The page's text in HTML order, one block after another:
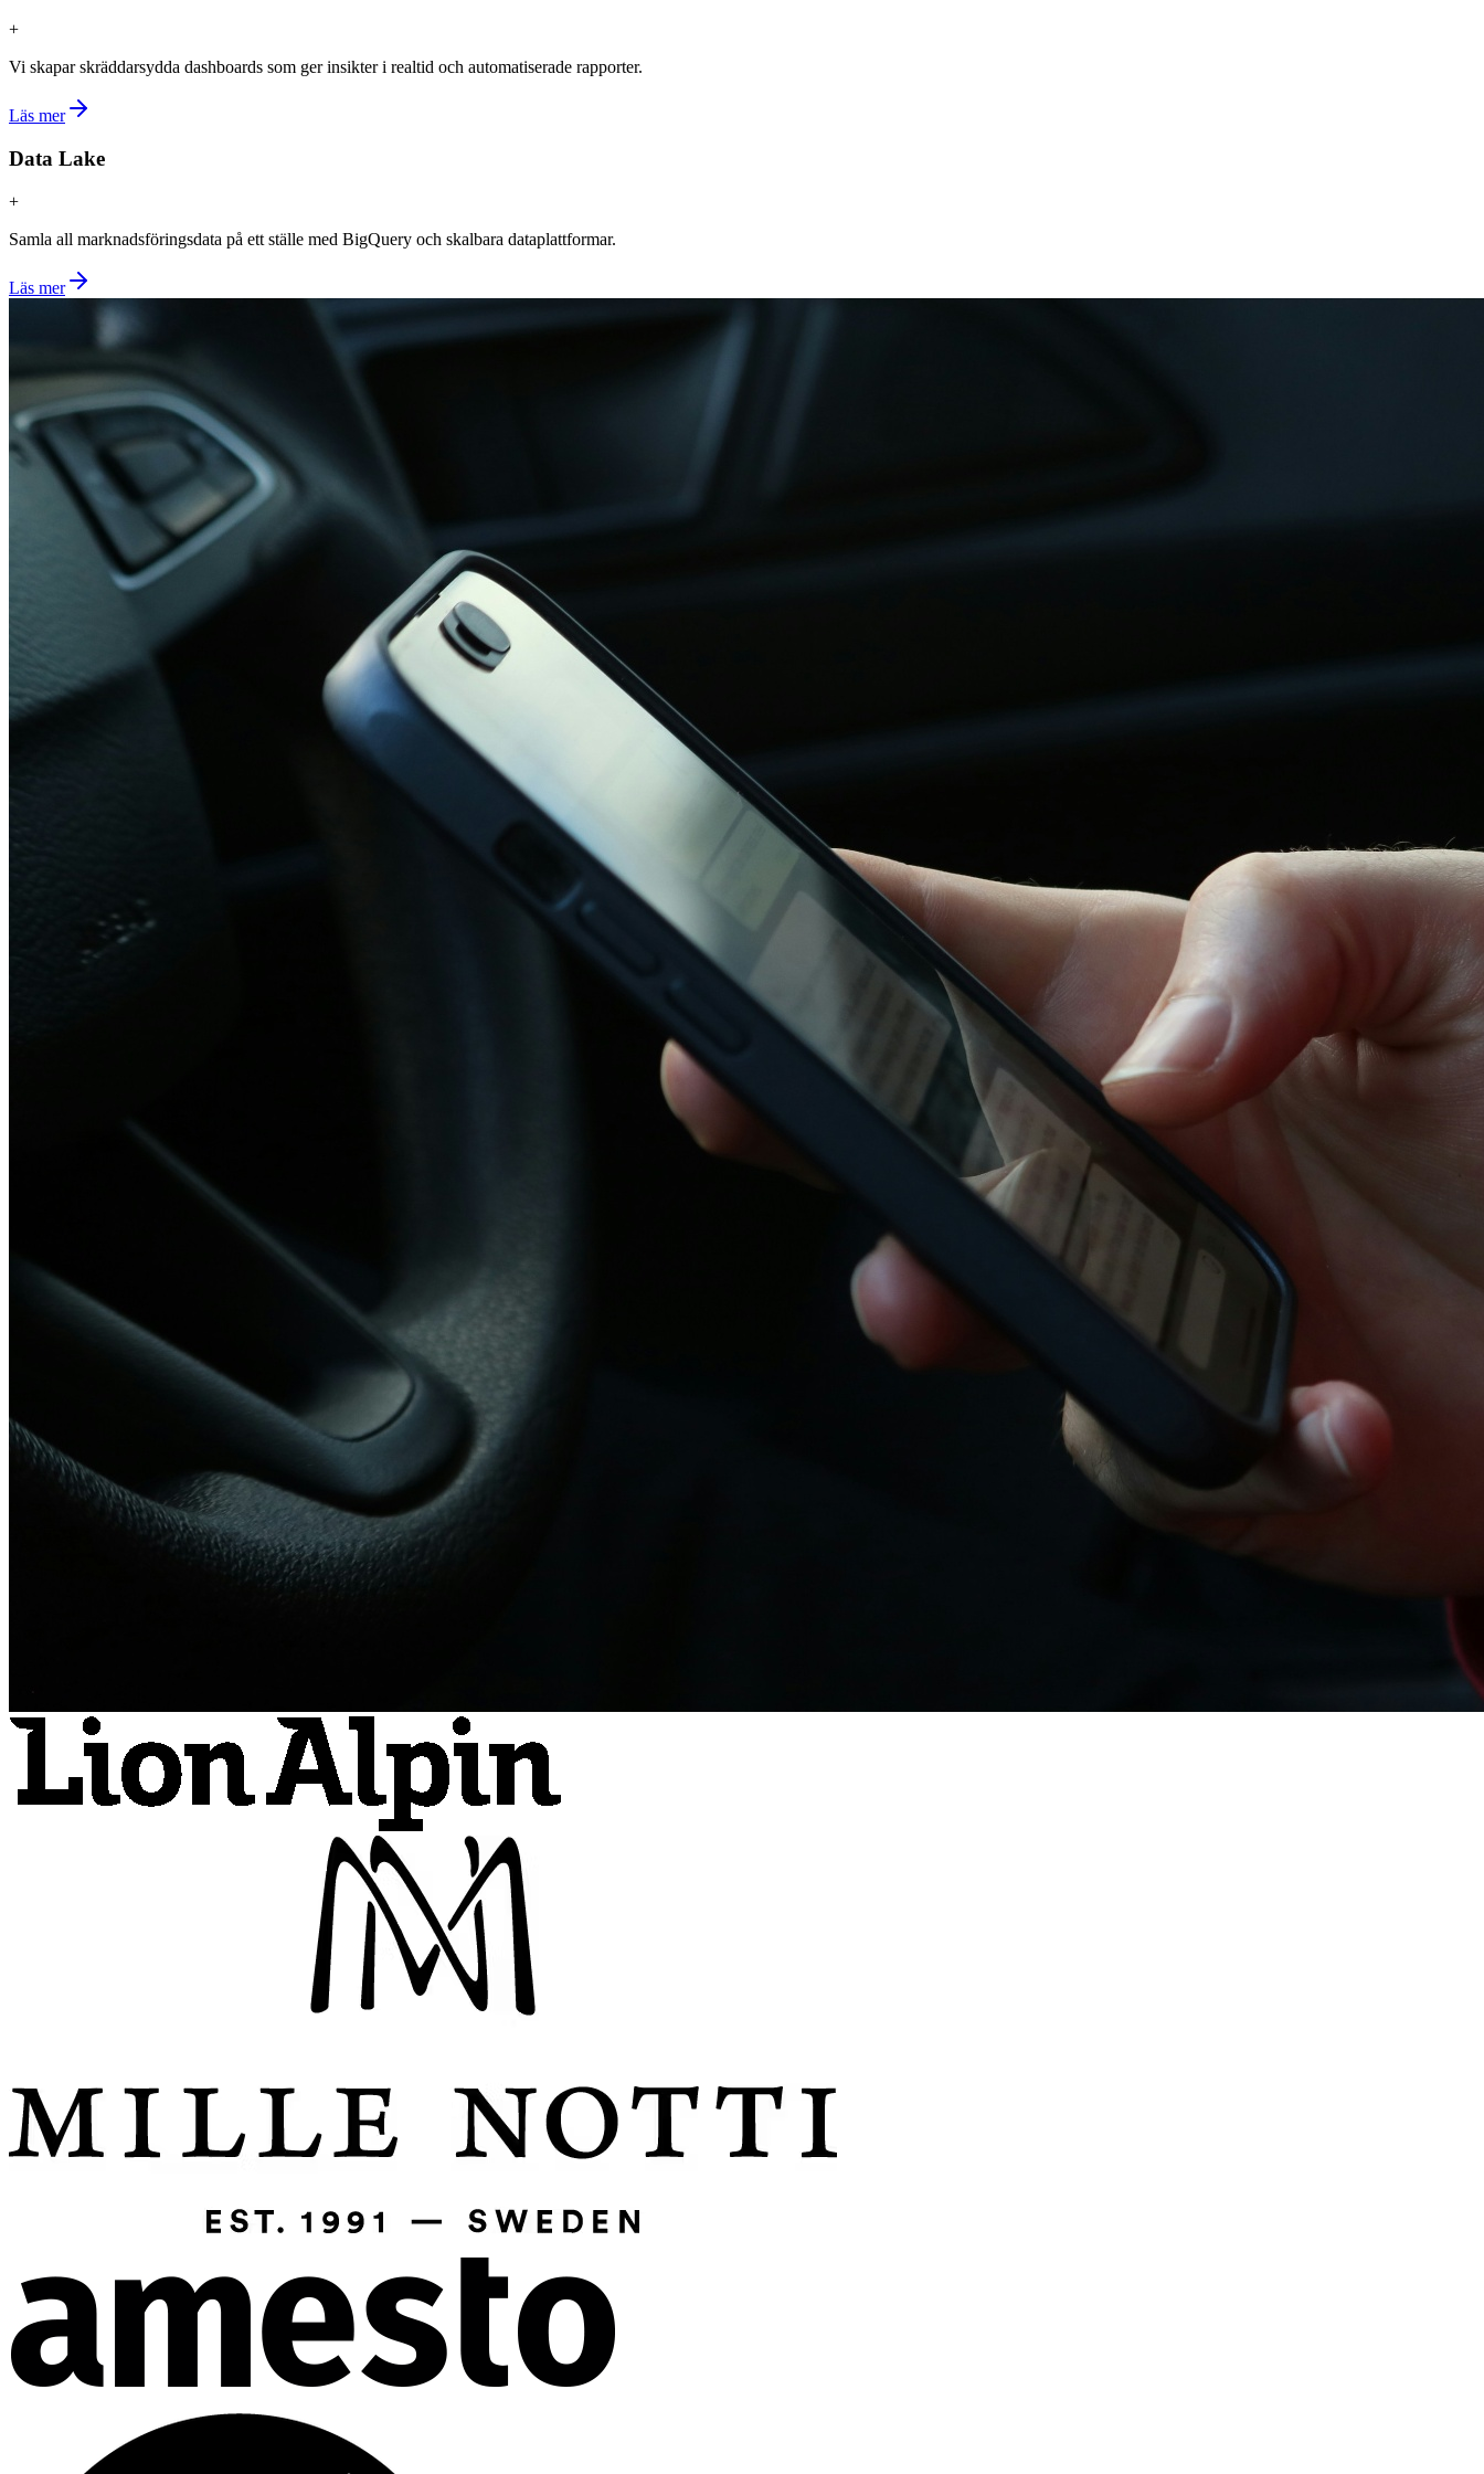
+
Vi skapar skräddarsydda dashboards som ger insikter i realtid och automatiserade rapporter.
Läs mer
Data Lake
+
Samla all marknadsföringsdata på ett ställe med BigQuery och skalbara dataplattformar.
Läs mer